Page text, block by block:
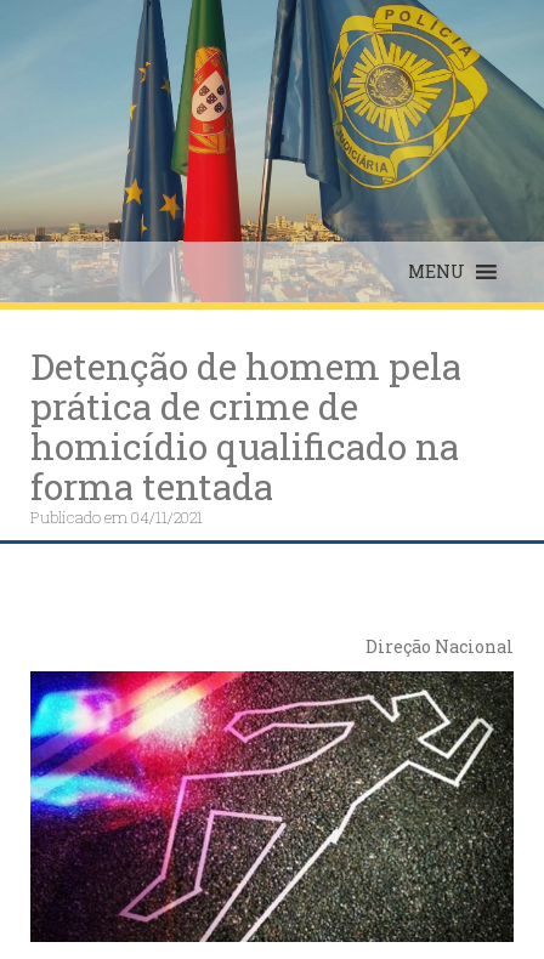
MENU
Detenção de homem pela
prática de crime de
homicídio qualificado na
forma tentada
Publicado em04/11/2021
Direção Nacional